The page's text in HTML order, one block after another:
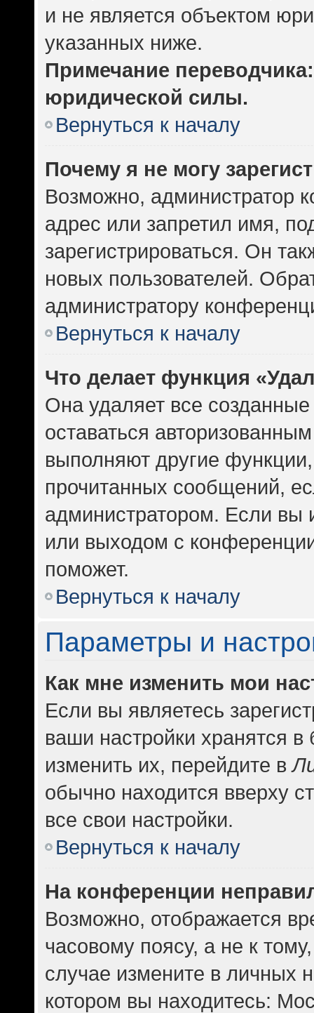
и не является объектом
указанных ниже.
Примечание
юридической силы.
Вернуться к началу
Почему я не могу
Возможно, администратор
адрес или запретил имя,
зарегистрироваться. Он
новых пользователей.
администратору
Вернуться к началу
Что делает функция
Она удаляет все
оставаться
выполняют другие
прочитанных сообщений,
администратором. Если вы
или выходом с
поможет.
Вернуться к началу
Параметры и
Как мне изменить мои
Если вы являетесь
ваши настройки хранятся
изменить их, перейдите в
обычно находится вверху
все свои настройки.
Вернуться к началу
На конференции
Возможно, отображается
часовому поясу, а не к
случае измените в личных
котором вы находитесь: